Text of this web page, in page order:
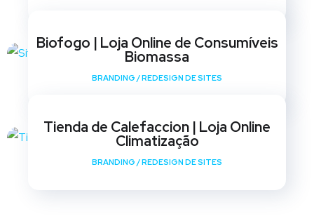
Biofogo | Loja Online de Consumíveis
Biomassa
BRANDING /REDESIGN DE SITES
Tienda de Calefaccion | Loja Online
Climatização
BRANDING /REDESIGN DE SITES